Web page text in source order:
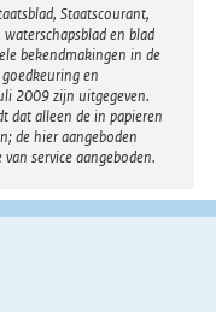
Staatscourant,
en blad
bekendmakingen in de
en
2009 zijn uitgegeven.
dat alleen de in papieren
de hier aangeboden
service aangeboden.